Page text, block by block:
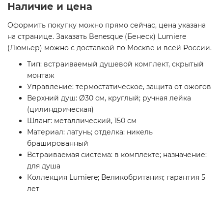
Наличие и цена
Оформить покупку можно прямо сейчас, цена указана
на странице. Заказать Benesque (Бенеск) Lumiere
(Люмьер) можно с доставкой по Москве и всей России.
Тип: встраиваемый душевой комплект, скрытый
монтаж
Управление: термостатическое, защита от ожогов
Верхний душ: Ø30 см, круглый; ручная лейка
(цилиндрическая)
Шланг: металлический, 150 см
Материал: латунь; отделка: никель
брашированный
Встраиваемая система: в комплекте; назначение:
для душа
Коллекция Lumiere; Великобритания; гарантия 5
лет